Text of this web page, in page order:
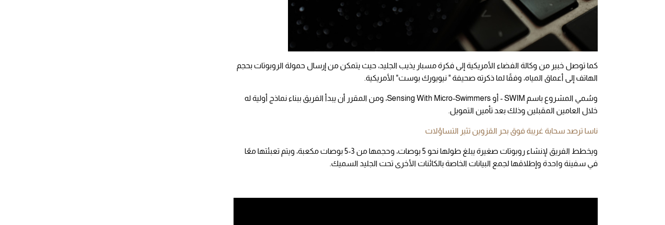
كما توصل خبير من وكالة الفضاء الأمريكية إلى فكرة مسبار يذيب الجليد، حيث يتمكن من إرسال حمولة الروبوتات بحجم
الهاتف إلى أعماق المياه، وفقًا لما ذكرته صحيفة " نيويورك بوست" الأمريكية.
وسُمي المشروع باسم SWIM - أو Sensing With Micro-Swimmers، ومن المقرر أن يبدأ الفريق ببناء نماذج أولية له
خلال العامين المقبلين وذلك بعد تأمين التمويل.
ناسا ترصد سحابة غريبة فوق بحر القزوين تثير التساؤلات
ويخطط الفريق لإنشاء روبوتات صغيرة يبلغ طولها نحو 5 بوصات، وحجمها من 3-5 بوصات مكعبة، ويتم تعبئتها معًا
في سفينة واحدة وإطلاقها لجمع البيانات الخاصة بالكائنات الأخرى تحت الجليد السميك.